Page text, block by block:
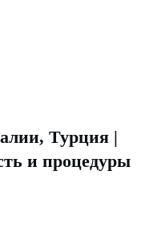
Турция |
и процедуры